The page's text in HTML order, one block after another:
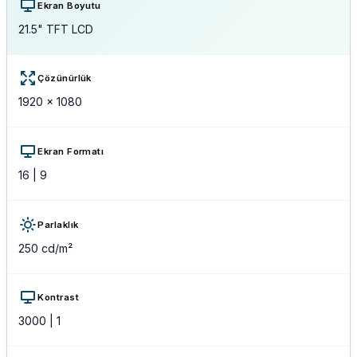
garantisi verir.
donatılan PANELMATE Askı Kollu Konsol Panel
PANELMATE Askı Kollu Konsol Panel PC, geniş
değişen ekran boyutları farklı kullanım
senaryolarına uyum sağlar.
EtherCAT protokol desteği ile PANELMATE Askı
Kollu Konsol Panel PC otomasyon sistemlerinde
yüksek hız ve hassasiyet sunar. Üretim hatlarınızda
Ekran Boyutu
21.5" TFT LCD
Çözünürlük
1920 x 1080
Ekran Formatı
16 | 9
Parlaklık
250 cd/m²
Kontrast
3000 | 1